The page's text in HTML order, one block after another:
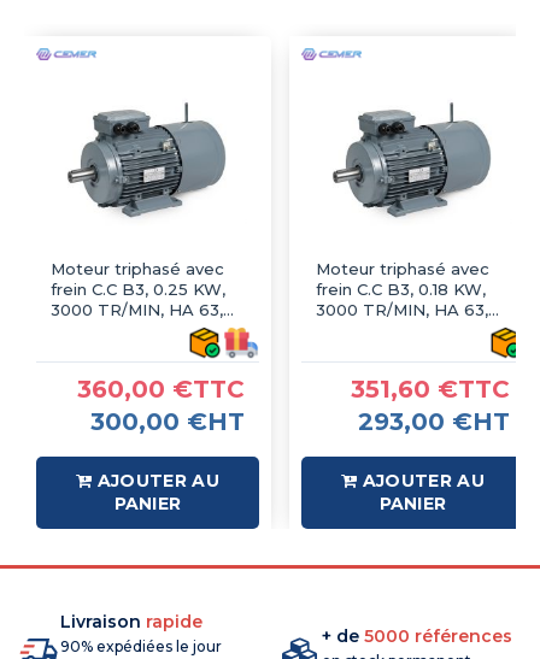
Moteur triphasé avec
frein C.C B3, 0.25 KW,
3000 TR/MIN, HA 63,
360,00 €TTC
300,00 €HT
AJOUTER AU
PANIER
Moteur triphasé avec
frein C.C B3, 0.18 KW,
3000 TR/MIN, HA 63,
351,60 €TTC
293,00 €HT
AJOUTER AU
PANIER
Livraison rapide
90% expédiées le jour
+ de 5000 références